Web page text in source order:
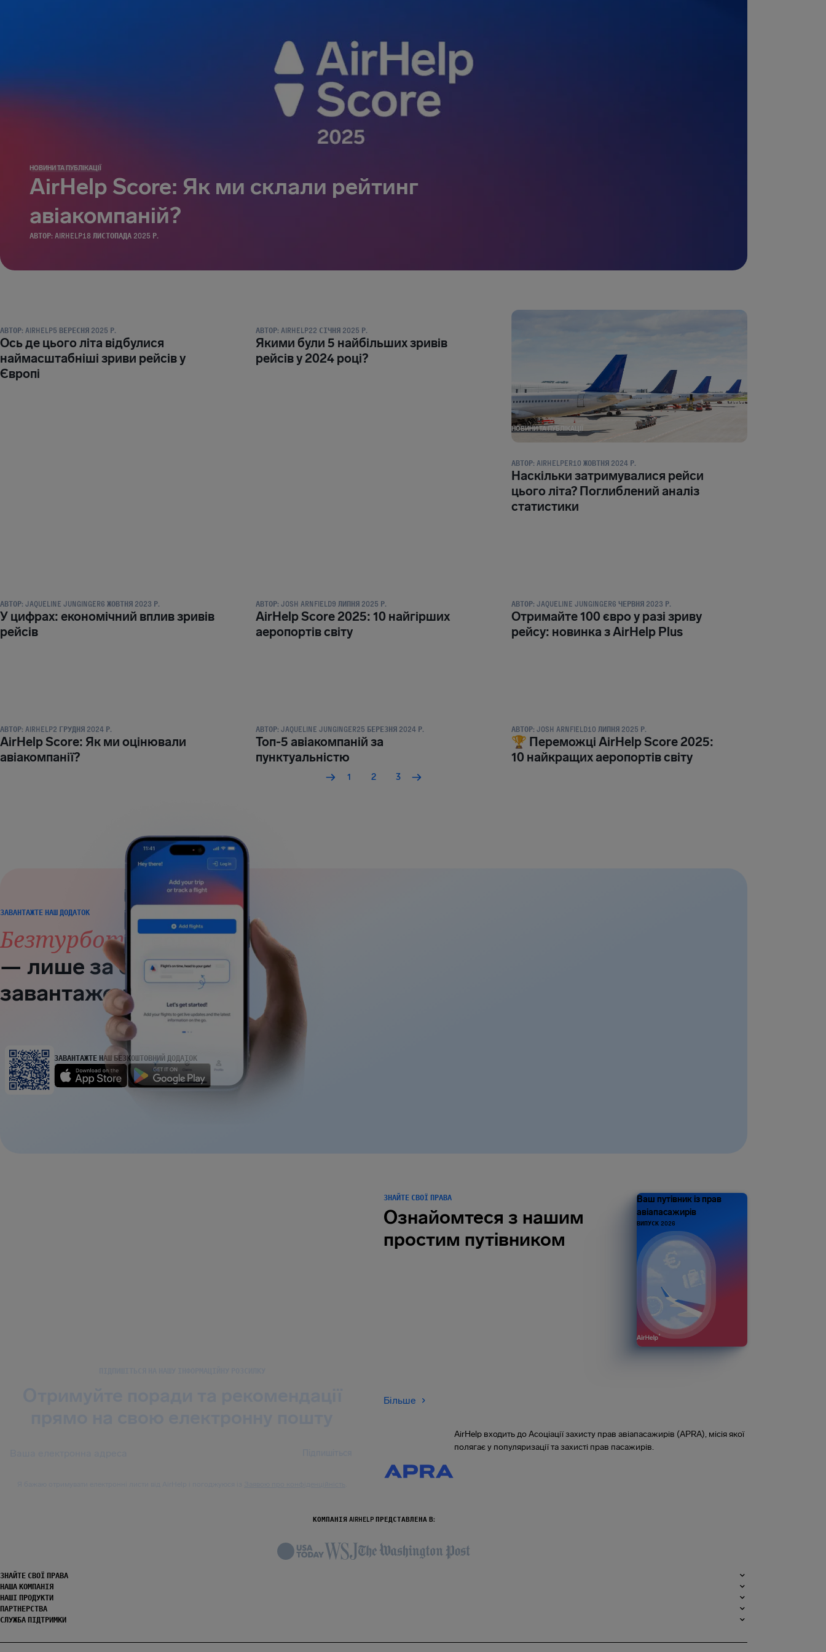
НОВИНИ ТА ПУБЛІКАЦІЇ
AirHelp Score: Як ми склали рейтинг
авіакомпаній?
АВТОР: AIRHELP18 ЛИСТОПАДА 2025 Р.
АВТОР: AIRHELP5 ВЕРЕСНЯ 2025 Р.
Ось де цього літа відбулися
наймасштабніші зриви рейсів у
Європі
АВТОР: AIRHELP22 СІЧНЯ 2025 Р.
Якими були 5 найбільших зривів
рейсів у 2024 році?
НОВИНИ ТА ПУБЛІКАЦІЇ
АВТОР: AIRHELPER10 ЖОВТНЯ 2024 Р.
Наскільки затримувалися рейси
цього літа? Поглиблений аналіз
статистики
АВТОР: JAQUELINE JUNGINGER6 ЖОВТНЯ 2023 Р.
У цифрах: економічний вплив зривів
рейсів
АВТОР: JOSH ARNFIELD9 ЛИПНЯ 2025 Р.
AirHelp Score 2025: 10 найгірших
аеропортів світу
АВТОР: JAQUELINE JUNGINGER6 ЧЕРВНЯ 2023 Р.
Отримайте 100 євро у разі зриву
рейсу: новинка з AirHelp Plus
АВТОР: AIRHELP2 ГРУДНЯ 2024 Р.
AirHelp Score: Як ми оцінювали
авіакомпанії?
АВТОР: JAQUELINE JUNGINGER25 БЕРЕЗНЯ 2024 Р.
Топ-5 авіакомпаній за
пунктуальністю
АВТОР: JOSH ARNFIELD10 ЛИПНЯ 2025 Р.
🏆 Переможці AirHelp Score 2025:
10 найкращих аеропортів світу
1 2 3
ЗАВАНТАЖТЕ НАШ ДОДАТОК
Безтурботніпольоти
— лише за одне
завантаження
ЗАВАНТАЖТЕ НАШ БЕЗКОШТОВНИЙ ДОДАТОК
ЗНАЙТЕ СВОЇ ПРАВА
Ознайомтеся з нашим
простим путівником
Більше
Ваш путівник із прав
авіапасажирів
ВИПУСК 2026
AirHelp входить до Асоціації захисту прав авіапасажирів (APRA), місія якої
полягає у популяризації та захисті прав пасажирів.
КОМПАНІЯ AIRHELP ПРЕДСТАВЛЕНА В:
ЗНАЙТЕ СВОЇ ПРАВА
НАША КОМПАНІЯ
НАШІ ПРОДУКТИ
ПАРТНЕРСТВА
СЛУЖБА ПІДТРИМКИ